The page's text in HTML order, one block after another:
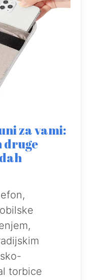
za vami:
druge
torbice